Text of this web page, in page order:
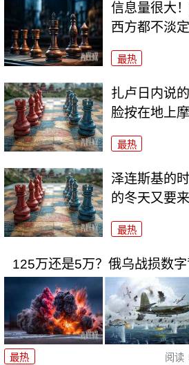
信息量很大
西方都不淡
最热
扎卢日内说
脸按在地上
最热
泽连斯基的
的冬天又要
最热
125万还是5万？俄乌战损数
最热 阅读